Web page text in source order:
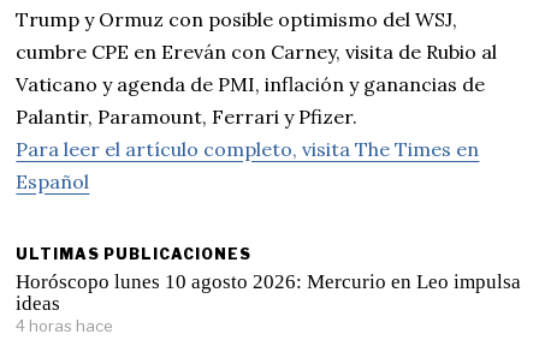
Trump y Ormuz con posible optimismo del WSJ,
cumbre CPE en Ereván con Carney, visita de Rubio al
Vaticano y agenda de PMI, inflación y ganancias de
Palantir, Paramount, Ferrari y Pfizer.
Para leer el artículo completo, visita The Times en
Español
ULTIMAS PUBLICACIONES
Horóscopo lunes 10 agosto 2026: Mercurio en Leo impulsa
ideas
4 horas hace